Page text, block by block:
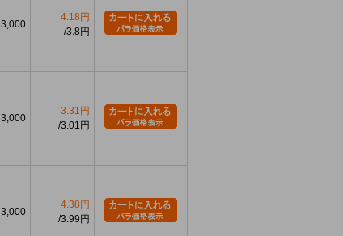
3,000
4.18円
3.8円
3,000
3.31円
3.01円
3,000
4.38円
3.99円